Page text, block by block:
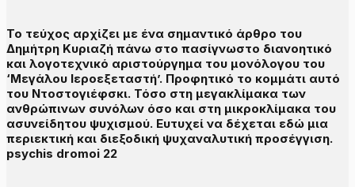
Το τεύχος αρχίζει με ένα σημαντικό άρθρο του
Δημήτρη Κυριαζή πάνω στο πασίγνωστο διανοητικό
και λογοτεχνικό αριστούργημα του μονόλογου του
‘Μεγάλου Ιεροεξεταστή’. Προφητικό το κομμάτι αυτό
του Ντοστογιέφσκι. Τόσο στη μεγακλίμακα των
ανθρώπινων συνόλων όσο και στη μικροκλίμακα του
ασυνείδητου ψυχισμού. Ευτυχεί να δέχεται εδώ μια
περιεκτική και διεξοδική ψυχαναλυτική προσέγγιση.
psychis dromoi 22